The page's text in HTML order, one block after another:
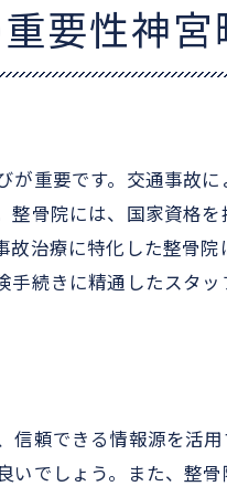
信頼される整骨院を選
町で交通事故治療に強い
の整骨院が持つ独自の治
故治療における整骨院の
の国家資格スタッフによ
故治療に適した整骨院
で評判の高い整骨院の共
の最新機器を利用した治
故治療における最新技術
での痛みの軽減と機能回
要性神宮
重要です。交通事故
骨院には、国家資格
治療に特化した整骨
続きに精通したスタ
頼できる情報源を活
いでしょう。また、整